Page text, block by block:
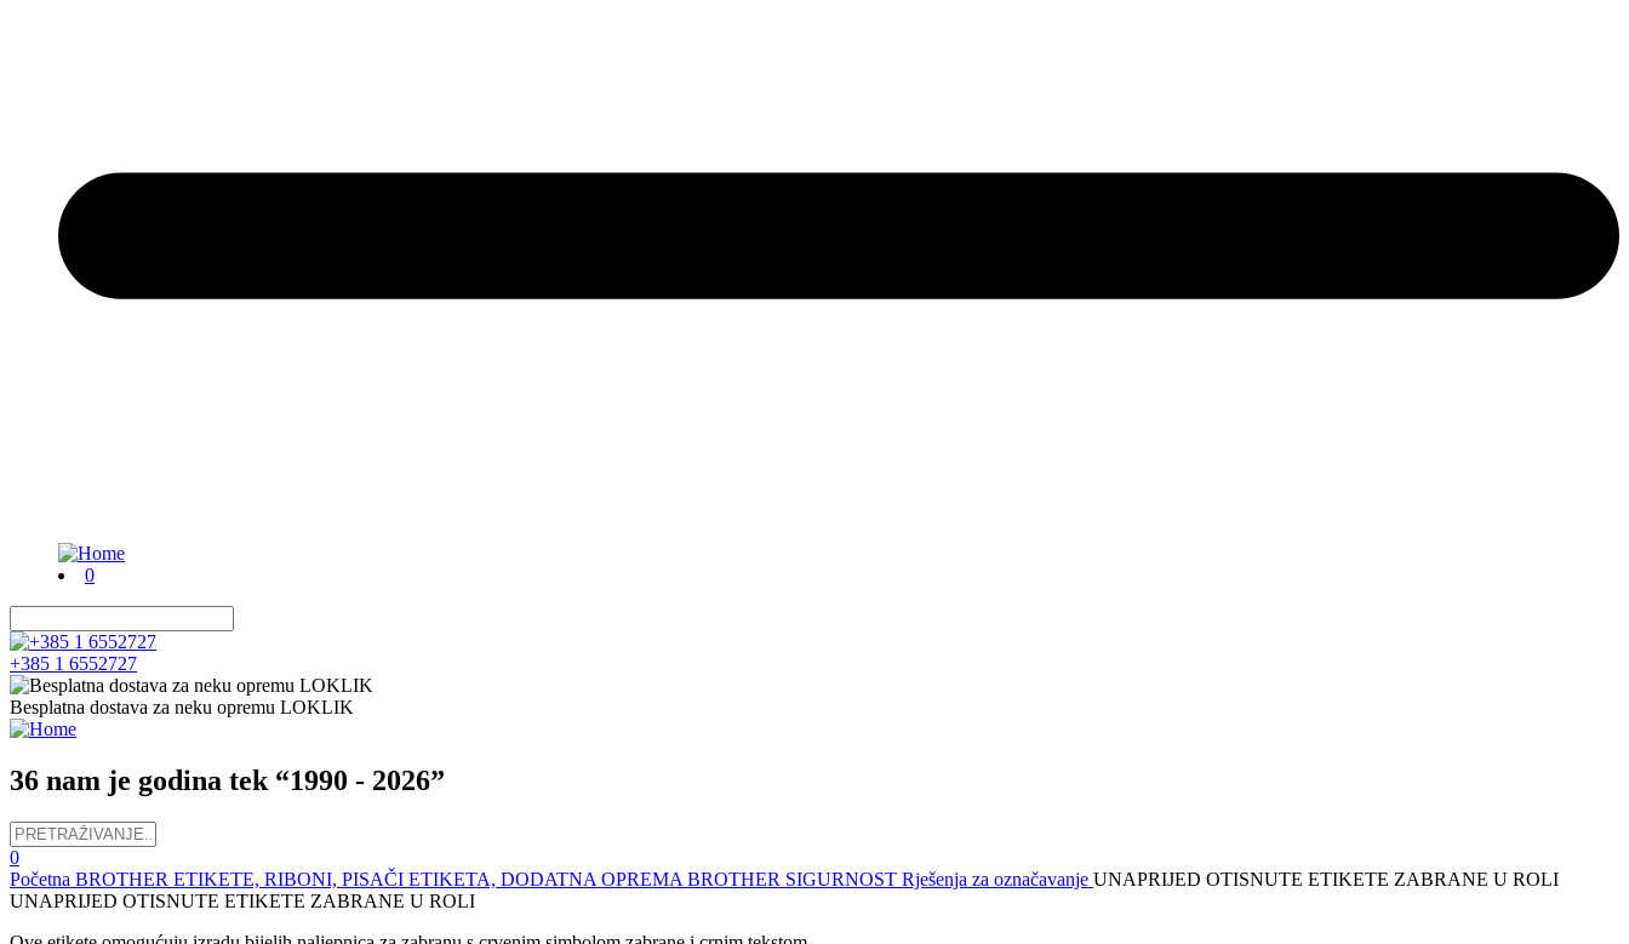
0
+385 1 6552727
Besplatna dostava za neku opremu LOKLIK
36 nam je godina tek “1990 - 2026”
0
Početna BROTHER ETIKETE, RIBONI, PISAČI ETIKETA, DODATNA OPREMA BROTHER SIGURNOST Rješenja za označavanje UNAPRIJED OTISNUTE ETIKETE ZABRANE U ROLI
UNAPRIJED OTISNUTE ETIKETE ZABRANE U ROLI